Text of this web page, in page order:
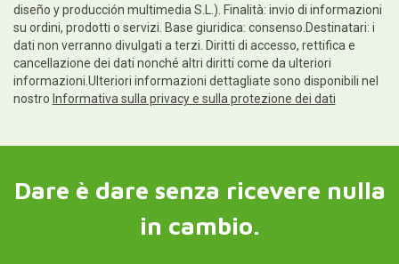
diseño y producción multimedia S.L.). Finalità: invio di informazioni
su ordini, prodotti o servizi. Base giuridica: consenso.Destinatari: i
dati non verranno divulgati a terzi. Diritti di accesso, rettifica e
cancellazione dei dati nonché altri diritti come da ulteriori
informazioni.Ulteriori informazioni dettagliate sono disponibili nel
nostro Informativa sulla privacy e sulla protezione dei dati
Dare è dare senza ricevere nulla
in cambio.